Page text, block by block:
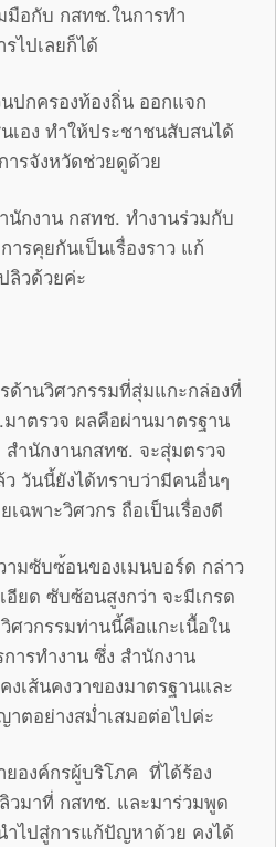
อกับ กสทช.ในการทำ
รไปเลยก็ได้
ปกครองท้องถิ่น ออกแจก
เอง ทำให้ประชาชนสับสนได้
ารจังหวัดช่วยดูด้วย
นักงาน กสทช. ทำงานร่วมกับ
รคุยกันเป็นเรื่องราว แก้
ลิวด้วยค่ะ
ด้านวิศวกรรมที่สุ่มแกะกล่องที่
าตรวจ ผลคือผ่านมาตรฐาน
ำนักงานกสทช. จะสุ่มตรวจ
ว วันนี้ยังได้ทราบว่ามีคนอื่นๆ
เฉพาะวิศวกร ถือเป็นเรื่องดี
ามซับซ้อนของเมนบอร์ด กล่าว
อียด ซับซ้อนสูงกว่า จะมีเกรด
ศวกรรมท่านนี้คือแกะเนื้อใน
การทำงาน ซึ่ง สำนักงาน
เส้นคงวาของมาตรฐานและ
าตอย่างสม่ำเสมอต่อไปค่ะ
องค์กรผู้บริโภค ที่ได้ร้อง
ิวมาที่ กสทช. และมาร่วมพูด
ำไปสู่การแก้ปัญหาด้วย คงได้